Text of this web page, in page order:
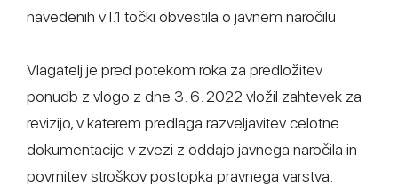
navedenih v I.1 točki obvestila o javnem naročilu.
Vlagatelj je pred potekom roka za predložitev
ponudb z vlogo z dne 3. 6. 2022 vložil zahtevek za
revizijo, v katerem predlaga razveljavitev celotne
dokumentacije v zvezi z oddajo javnega naročila in
povrnitev stroškov postopka pravnega varstva.